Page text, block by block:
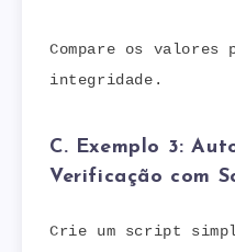
Compare os
integridade.
C. Exemplo 3:
Verificação com
Crie um script